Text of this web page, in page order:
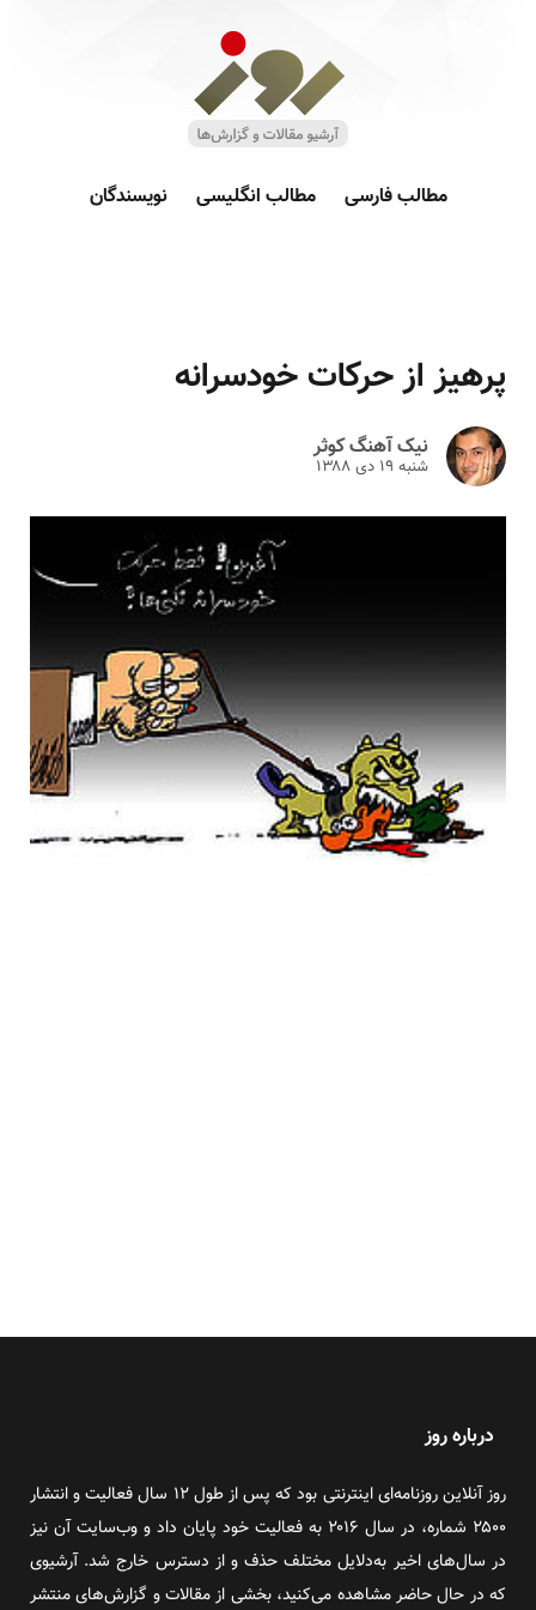
مطالب فارسی مطالب انگلیسی نویسندگان
پرهیز از حرکات خودسرانه
نیک آهنگ کوثر
شنبه ۱۹ دى ۱۳۸۸
درباره روز
روز آنلاین روزنامه‌ای اینترنتی بود که پس از طول ۱۲ سال فعالیت و انتشار
۲۵۰۰ شماره، در سال ۲۰۱۶ به فعالیت خود پایان داد و وب‌سایت آن نیز
در سال‌های اخیر به‌دلایل مختلف حذف و از دسترس خارج شد. آرشیوی
که در حال حاضر مشاهده می‌کنید، بخشی از مقالات و گزارش‌های منتشر